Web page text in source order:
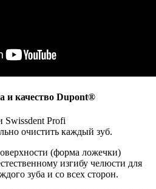
и качество Dupont®
Swissdent Profi
очистить каждый зуб.
(форма ложечки)
изгибу челюсти для
зуба и со всех сторон.